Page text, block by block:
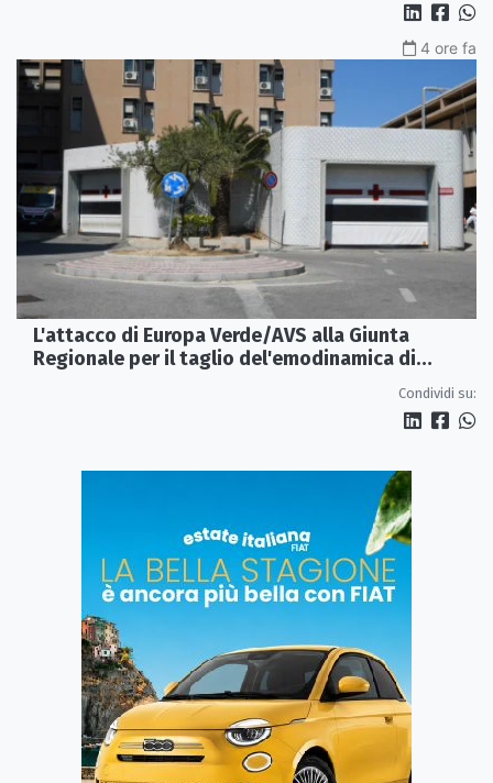
4 ore fa
L'attacco di Europa Verde/AVS alla Giunta
Regionale per il taglio del'emodinamica di
Condividi su: